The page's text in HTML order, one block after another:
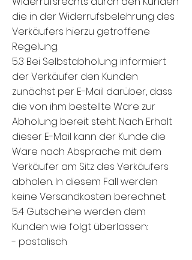
die in der Widerrufsbelehrung des
Verkäufers hierzu getroffene
Regelung.
5.3 Bei Selbstabholung informiert
der Verkäufer den Kunden
zunächst per E-Mail darüber, dass
die von ihm bestellte Ware zur
Abholung bereit steht. Nach Erhalt
dieser E-Mail kann der Kunde die
Ware nach Absprache mit dem
Verkäufer am Sitz des Verkäufers
abholen. In diesem Fall werden
keine Versandkosten berechnet.
5.4 Gutscheine werden dem
Kunden wie folgt überlassen:
- postalisch